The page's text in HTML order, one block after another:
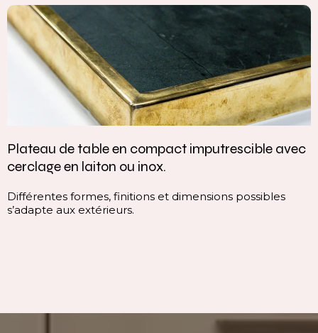
Plateau de table en compact imputrescible avec
cerclage en laiton ou inox.
Différentes formes, finitions et dimensions possibles
s’adapte aux extérieurs.